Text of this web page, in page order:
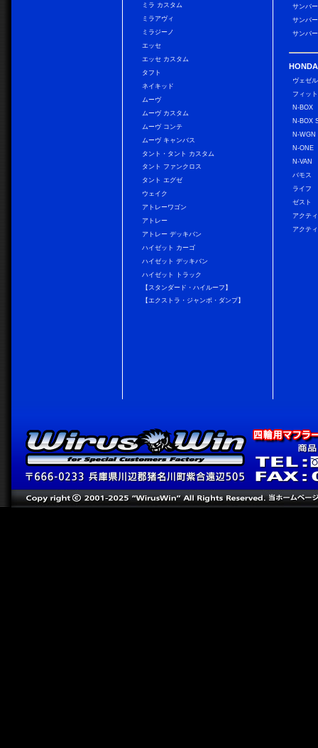
ミラ カスタム
ミラアヴィ
ミラジーノ
エッセ
エッセ カスタム
タフト
ネイキッド
ムーヴ
ムーヴ カスタム
ムーヴ コンテ
ムーヴ キャンバス
タント・タント カスタム
タント ファンクロス
タント エグゼ
ウェイク
アトレーワゴン
アトレー
アトレー デッキバン
ハイゼット カーゴ
ハイゼット デッキバン
ハイゼット トラック
【スタンダード・ハイルーフ】
【エクストラ・ジャンボ・ダンプ】
サンバ
サンバ
サンバ
HONDA
ヴェゼル
フィット
N-BOX
N-BOX
N-WGN
N-ONE
N-VAN
バモス
ライフ
ゼスト
アクテ
アクテ